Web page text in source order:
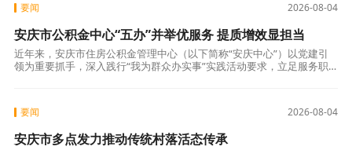
2026-08-04
要闻
安庆市公积金中心“五办”并举优服务 提质增效显担当
近年来，安庆市住房公积金管理中心（以下简称“安庆中心”）以党建引
领为重要抓手，深入践行“我为群众办实事”实践活动要求，立足服务职
2026-08-04
要闻
安庆市多点发力推动传统村落活态传承